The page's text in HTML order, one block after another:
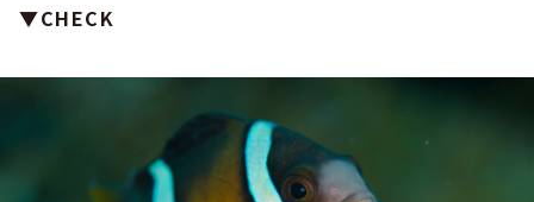
▼CHECK